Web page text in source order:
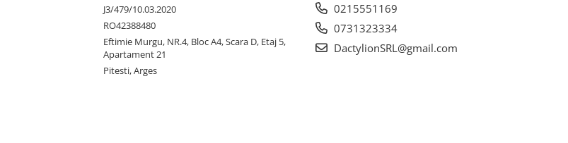
J3/479/10.03.2020
RO42388480
Eftimie Murgu, NR.4, Bloc A4, Scara D, Etaj 5,
Apartament 21
Pitesti, Arges
0215551169
0731323334
DactylionSRL@gmail.com